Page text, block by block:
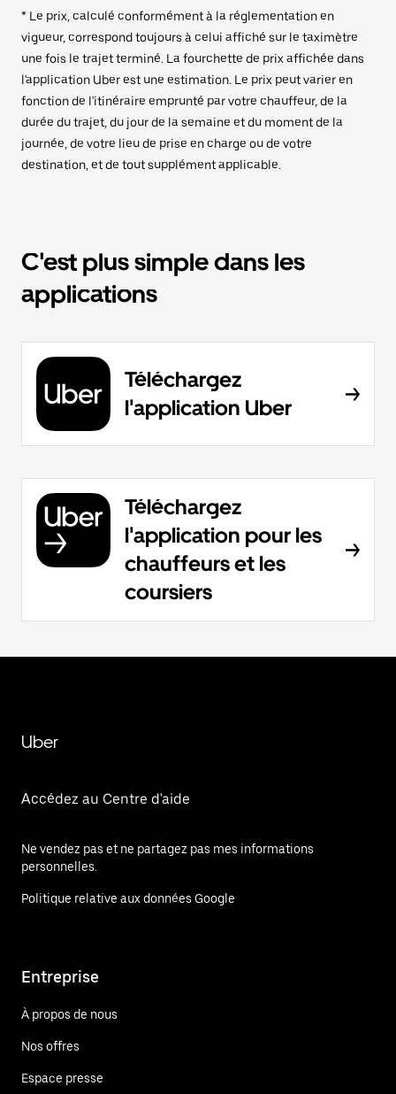
* Le prix, calculé conformément à la réglementation en
vigueur, correspond toujours à celui affiché sur le taximètre
une fois le trajet terminé. La fourchette de prix affichée dans
l'application Uber est une estimation. Le prix peut varier en
fonction de l'itinéraire emprunté par votre chauffeur, de la
durée du trajet, du jour de la semaine et du moment de la
journée, de votre lieu de prise en charge ou de votre
destination, et de tout supplément applicable.
C'est plus simple dans les
applications
Téléchargez
l'application Uber
Téléchargez
l'application pour les
chauffeurs et les
coursiers
Uber
Accédez au Centre d'aide
Ne vendez pas et ne partagez pas mes informations
personnelles.
Politique relative aux données Google
Entreprise
À propos de nous
Nos offres
Espace presse